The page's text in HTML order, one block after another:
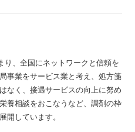
り、全国にネットワークと信頼を
事業をサービス業と考え、処方箋
なく、接遇サービスの向上に努め
養相談をおこなうなど、調剤の枠
開しています。